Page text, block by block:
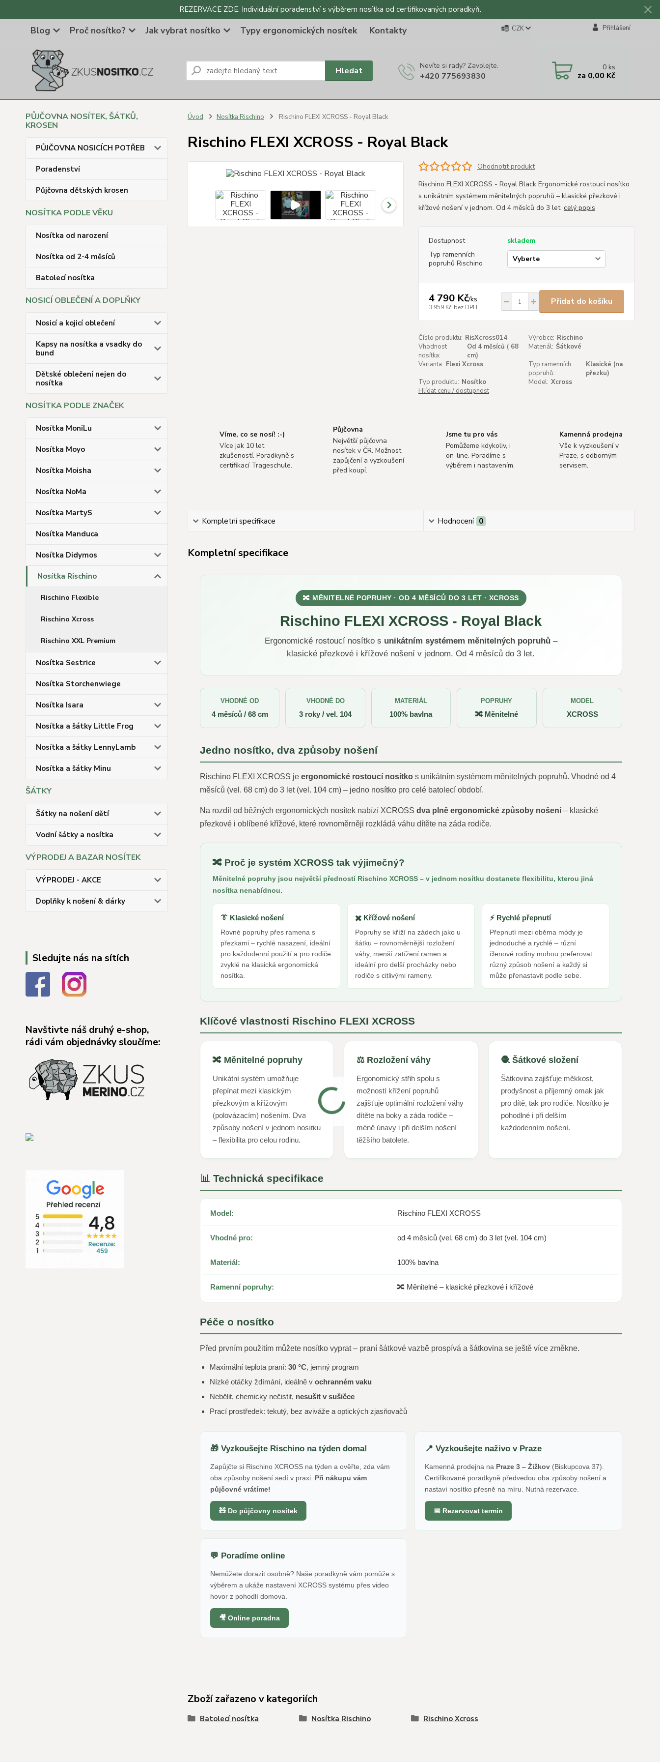
REZERVACE ZDE. Individuální poradenství s výběrem nosítka od certifikovaných poradkyň.
Blog Proč nosítko? Jak vybrat nosítko Typy ergonomických nosítek Kontakty CZK Přihlášení
Hledat Nevíte si rady? Zavolejte.
+420 775693830
0ks
za 0,00 Kč
PŮJČOVNA NOSÍTEK, ŠÁTKŮ,
KROSEN
PŮJČOVNA NOSICÍCH POTŘEB
Poradenství
Půjčovna dětských krosen
NOSÍTKA PODLE VĚKU
Nosítka od narození
Nosítka od 2-4 měsíců
Batolecí nosítka
NOSICÍ OBLEČENÍ A DOPLŇKY
Nosicí a kojicí oblečení
Kapsy na nosítka a vsadky do
bund
Dětské oblečení nejen do
nosítka
NOSÍTKA PODLE ZNAČEK
Nosítka MoniLu
Nosítka Moyo
Nosítka Moisha
Nosítka NoMa
Nosítka MartyS
Nosítka Manduca
Nosítka Didymos
Nosítka Rischino
Rischino Flexible
Rischino Xcross
Rischino XXL Premium
Nosítka Sestrice
Nosítka Storchenwiege
Nosítka Isara
Nosítka a šátky Little Frog
Nosítka a šátky LennyLamb
Nosítka a šátky Minu
ŠÁTKY
Šátky na nošení dětí
Vodní šátky a nosítka
VÝPRODEJ A BAZAR NOSÍTEK
VÝPRODEJ - AKCE
Doplňky k nošení & dárky
Sledujte nás na sítích
Navštivte náš druhý e-shop,
rádi vám objednávky sloučíme:
Úvod Nosítka Rischino Rischino FLEXI XCROSS - Royal Black
Rischino FLEXI XCROSS - Royal Black
Ohodnotit produkt
Rischino FLEXI XCROSS - Royal Black Ergonomické rostoucí nosítko
s unikátním systémem měnitelných popruhů – klasické přezkové i
křížové nošení v jednom. Od 4 měsíců do 3 let. celý popis
Dostupnost
skladem
Typ ramenních
popruhů Rischino
4 790 Kč/ks
3 959 Kč bez DPH
Přidat do košíku
Číslo produktu: RisXcross014 Výrobce: Rischino
Vhodnost
nosítka:
Od 4 měsíců ( 68
cm)
Materiál: Šátkové
Varianta: Flexi Xcross
Typ ramenních
popruhů:
Klasické (na
přezku)
Typ produktu: Nosítko Model: Xcross
Hlídat cenu / dostupnost
Víme, co se nosí! :-)
Více jak 10 let
zkušeností. Poradkyně s
certifikací Trageschule.
Půjčovna
Největší půjčovna
nosítek v ČR. Možnost
zapůjčení a vyzkoušení
před koupí.
Jsme tu pro vás
Pomůžeme kdykoliv, i
on-line. Poradíme s
výběrem i nastavením.
Kamenná prodejna
Vše k vyzkoušení v
Praze, s odborným
servisem.
Kompletní specifikace Hodnocení 0
Kompletní specifikace
🔀 MĚNITELNÉ POPRUHY · OD 4 MĚSÍCŮ DO 3 LET · XCROSS
Rischino FLEXI XCROSS - Royal Black
Ergonomické rostoucí nosítko s unikátním systémem měnitelných popruhů–
klasické přezkové i křížové nošení v jednom. Od 4 měsíců do 3 let.
VHODNÉ OD
4 měsíců / 68 cm
VHODNÉ DO
3 roky / vel. 104
MATERIÁL
100% bavlna
POPRUHY
🔀 Měnitelné
MODEL
XCROSS
Jedno nosítko, dva způsoby nošení
Rischino FLEXI XCROSS je ergonomické rostoucí nosítkos unikátním systémem měnitelných popruhů. Vhodné od 4
měsíců (vel. 68 cm) do 3 let (vel. 104 cm) – jedno nosítko pro celé batolecí období.
Na rozdíl od běžných ergonomických nosítek nabízí XCROSS dva plně ergonomické způsoby nošení– klasické
přezkové i oblíbené křížové, které rovnoměrněji rozkládá váhu dítěte na záda rodiče.
🔀 Proč je systém XCROSS tak výjimečný?
Měnitelné popruhy jsou největší předností Rischino XCROSS – v jednom nosítku dostanete flexibilitu, kterou jiná
nosítka nenabídnou.
👔 Klasické nošení
Rovné popruhy přes ramena s
přezkami – rychlé nasazení, ideální
pro každodenní použití a pro rodiče
zvyklé na klasická ergonomická
nosítka.
✖️ Křížové nošení
Popruhy se kříží na zádech jako u
šátku – rovnoměrnější rozložení
váhy, menší zatížení ramen a
ideální pro delší procházky nebo
rodiče s citlivými rameny.
⚡ Rychlé přepnutí
Přepnutí mezi oběma módy je
jednoduché a rychlé – různí
členové rodiny mohou preferovat
různý způsob nošení a každý si
může přenastavit podle sebe.
Klíčové vlastnosti Rischino FLEXI XCROSS
🔀 Měnitelné popruhy
Unikátní systém umožňuje
přepínat mezi klasickým
přezkovým a křížovým
(polovázacím) nošením. Dva
způsoby nošení v jednom nosítku
– flexibilita pro celou rodinu.
⚖️ Rozložení váhy
Ergonomický střih spolu s
možností křížení popruhů
zajišťuje optimální rozložení váhy
dítěte na boky a záda rodiče –
méně únavy i při delším nošení
těžšího batolete.
🧶 Šátkové složení
Šátkovina zajišťuje měkkost,
prodyšnost a příjemný omak jak
pro dítě, tak pro rodiče. Nosítko je
pohodlné i při delším
každodenním nošení.
📊 Technická specifikace
Model: Rischino FLEXI XCROSS
Vhodné pro: od 4 měsíců (vel. 68 cm) do 3 let (vel. 104 cm)
Materiál: 100% bavlna
Ramenní popruhy: 🔀 Měnitelné – klasické přezkové i křížové
Péče o nosítko
Před prvním použitím můžete nosítko vyprat – praní šátkové vazbě prospívá a šátkovina se ještě více změkne.
Maximální teplota praní: 30 °C, jemný program
Nízké otáčky ždímání, ideálně v ochranném vaku
Nebělit, chemicky nečistit, nesušit v sušičce
Prací prostředek: tekutý, bez aviváže a optických zjasňovačů
🎁 Vyzkoušejte Rischino na týden doma!
Zapůjčte si Rischino XCROSS na týden a ověřte, zda vám
oba způsoby nošení sedí v praxi. Při nákupu vám
půjčovné vrátíme!
🧸 Do půjčovny nosítek
📍 Vyzkoušejte naživo v Praze
Kamenná prodejna na Praze 3 – Žižkov (Biskupcova 37).
Certifikované poradkyně předvedou oba způsoby nošení a
nastaví nosítko přesně na míru. Nutná rezervace.
📅 Rezervovat termín
💬 Poradíme online
Nemůžete dorazit osobně? Naše poradkyně vám pomůže s
výběrem a ukáže nastavení XCROSS systému přes video
hovor z pohodlí domova.
🎥 Online poradna
Zboží zařazeno v kategoriích
Batolecí nosítka Nosítka Rischino Rischino Xcross